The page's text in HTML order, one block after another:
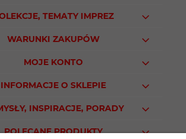
TEMATY IMPREZ
WARUNKI ZAKUPÓW
MOJE KONTO
INFORMACJE O SKLEPIE
INSPIRACJE, PORADY
POLECANE PRODUKTY